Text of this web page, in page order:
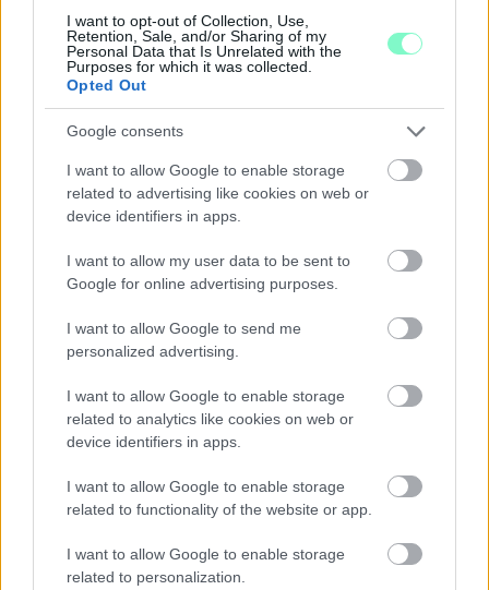
I want to opt-out of Collection, Use,
Retention, Sale, and/or Sharing of my
Personal Data that Is Unrelated with the
Purposes for which it was collected.
Opted Out
Google consents
I want to allow Google to enable storage
related to advertising like cookies on web or
device identifiers in apps.
I want to allow my user data to be sent to
Google for online advertising purposes.
I want to allow Google to send me
personalized advertising.
I want to allow Google to enable storage
related to analytics like cookies on web or
device identifiers in apps.
I want to allow Google to enable storage
related to functionality of the website or app.
I want to allow Google to enable storage
related to personalization.
Középpontban a hagyományőrzés, de lesz Pogány Induló és
Majka koncert, jóga szeánsz, “borhajózás” és egy csomó minden
ENERGIATAKARÉKOSSÁG: KORÁBBAN KEZDŐDIK
A GYŐRI AUDI ETO KC PÉNTEKI FELKÉSZÜLÉSI
MÉRKŐZÉSE